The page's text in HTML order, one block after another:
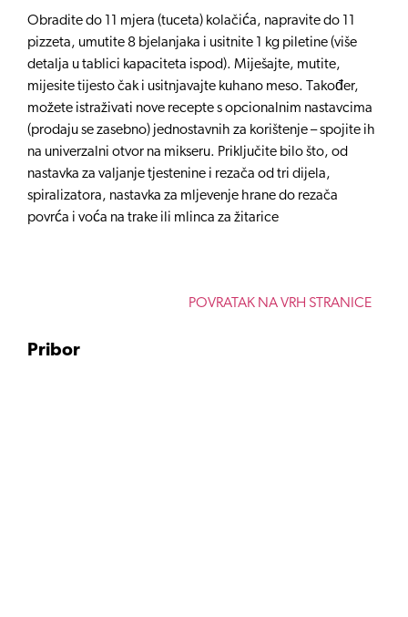
Obradite do 11 mjera (tuceta) kolačića, napravite do 11
pizzeta, umutite 8 bjelanjaka i usitnite 1 kg piletine (više
detalja u tablici kapaciteta ispod). Miješajte, mutite,
mijesite tijesto čak i usitnjavajte kuhano meso. Također,
možete istraživati nove recepte s opcionalnim nastavcima
(prodaju se zasebno) jednostavnih za korištenje – spojite ih
na univerzalni otvor na mikseru. Priključite bilo što, od
nastavka za valjanje tjestenine i rezača od tri dijela,
spiralizatora, nastavka za mljevenje hrane do rezača
povrća i voća na trake ili mlinca za žitarice
POVRATAK NA VRH STRANICE
Pribor